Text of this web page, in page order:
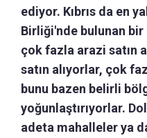
ediyor. Kıbrıs da en
Birliği'nde bulunan bir
çok fazla arazi satın
satın alıyorlar, çok
bunu bazen belirli
yoğunlaştırıyorlar.
adeta mahalleler ya